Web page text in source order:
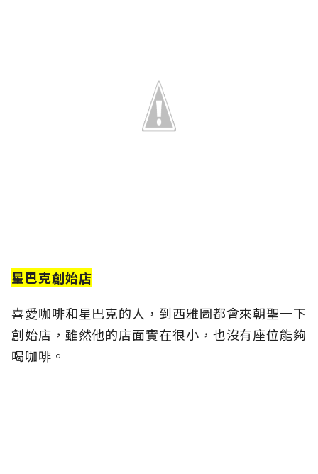
星巴克創始店
喜愛咖啡和星巴克的人，到西雅圖都會來朝聖一下
創始店，雖然他的店面實在很小，也沒有座位能夠
喝咖啡。